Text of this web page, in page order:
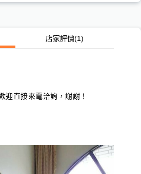
店家評價(1)
迎直接來電洽詢，謝謝！